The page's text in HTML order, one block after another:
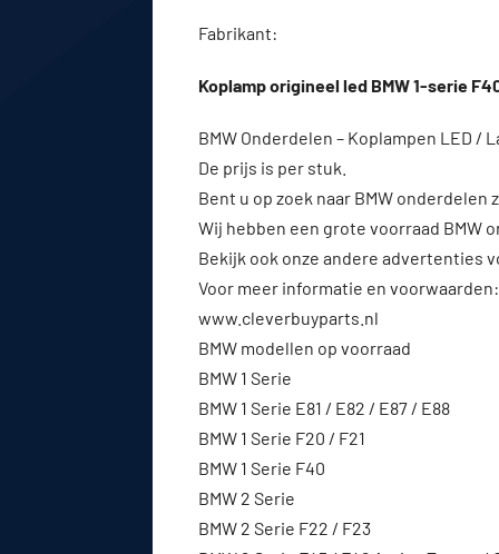
Fabrikant:
Koplamp origineel led BMW 1-serie
BMW Onderdelen – Koplampen LED /
De prijs is per stuk.
Bent u op zoek naar BMW
Wij hebben een grote voorraad BMW
Bekijk ook onze andere advertenties
Voor meer informatie en voorwaarden:
www.cleverbuyparts.nl⁠
BMW modellen op voorraad
BMW 1 Serie
BMW 1 Serie E81 / E82 / E87 / E88
BMW 1 Serie F20 / F21
BMW 1 Serie F40
BMW 2 Serie
BMW 2 Serie F22 / F23